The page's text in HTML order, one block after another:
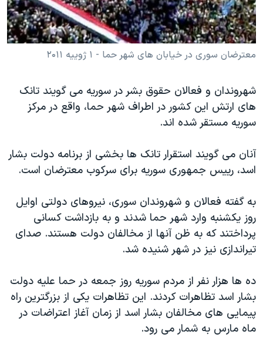
فرهنگ و زندگی
حقوق شهروندی
اقتصادی
اسرائیل در جنگ
گالری عکس
مستندها
انتخابات ریاست جمهوری آمریکا ۲۰۲۴
حمله جمهوری اسلامی به اسرائیل
ورزش زنان در ایران
اعتراضات زن، زندگی، آزادی
تریبونال مردمی آبان ۹۸
چهل سال گروگان‌گیری
قانون شفافیت دارائی کادر رهبری ایران
اعتراضات مردمی آبان ۹۸
نرگس محمدی برنده جایزه نوبل صلح
همایش محافظه‌کاران آمریکا «سی‌پک»
صفحه‌های ویژه
دنبال کنید
زبانهای مختلف
معترضان سوری در خیابان های شهر حما - ۱ ژوییه ۲۰۱۱
شهروندان و فعالان حقوق بشر در سوریه می گویند تانک
های ارتش این کشور در اطراف شهر حما، واقع در مرکز
سوریه مستقر شده اند.
آنان می گویند استقرار تانک ها بخشی از برنامه دولت بشار
اسد، رییس جمهوری سوریه برای سرکوب معترضان است.
به گفته فعالان و شهروندان سوری، نیروهای دولتی اوایل
روز یکشنبه وارد شهر حما شدند و به بازداشت کسانی
پرداختند که به ظن آنها از مخالفان دولت هستند. صدای
تیراندازی نیز در شهر شنیده شد.
ده ها هزار نفر از مردم سوریه روز جمعه در حما علیه دولت
بشار اسد تظاهرات کردند. این تظاهرات یکی از بزرگترین راه
پیمایی های مخالفان بشار اسد از زمان آغاز اعتراضات در
ماه مارس به شمار می رود.